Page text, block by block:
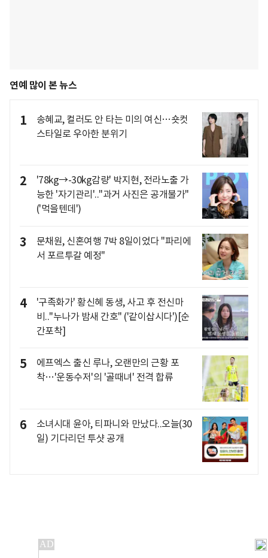
연예 많이 본 뉴스
1
송혜교, 컬러도 안 타는 미의 여신…숏컷
스타일로 우아한 분위기
2
'78kg→-30kg감량' 박지현, 전라노출 가
능한 '자기관리'.."과거 사진은 공개불가"
('먹을텐데')
3
문채원, 신혼여행 7박 8일이었다 "파리에
서 포르투갈 예정"
4
'구족화가' 황신혜 동생, 사고 후 전신마
비.."누나가 밤새 간호" ('같이삽시다')[순
간포착]
5
에프엑스 출신 루나, 오랜만의 근황 포
착…'운동수저'의 '골때녀' 전격 합류
6
소녀시대 윤아, 티파니와 만났다..오늘(30
일) 기다리던 투샷 공개